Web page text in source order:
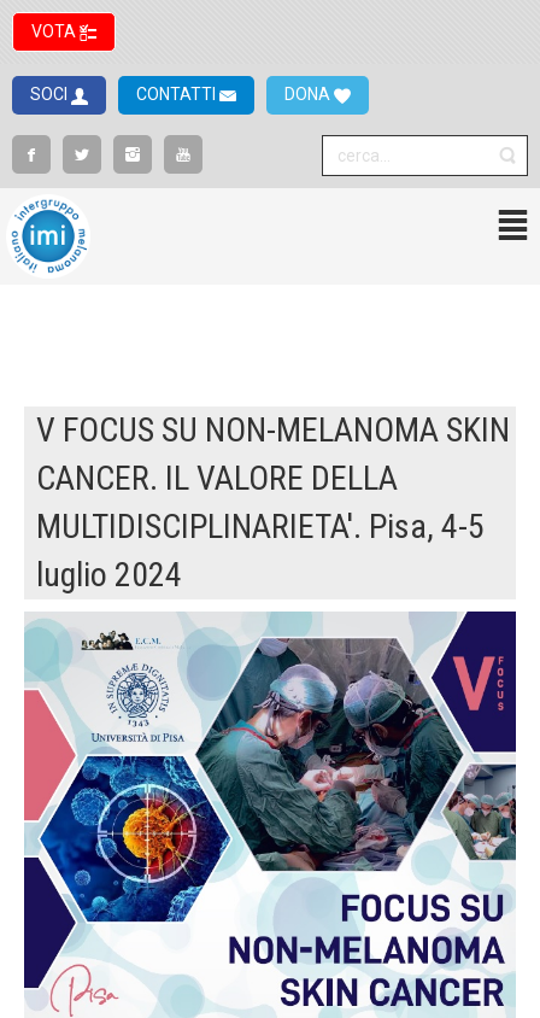
VOTA
SOCI CONTATTI DONA
V FOCUS SU NON-MELANOMA SKIN
CANCER. IL VALORE DELLA
MULTIDISCIPLINARIETA'. Pisa, 4-5
luglio 2024